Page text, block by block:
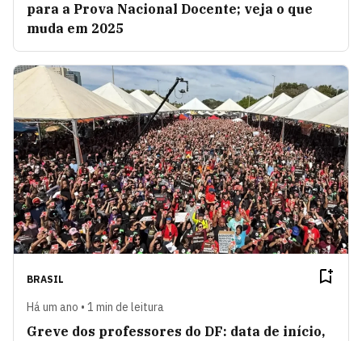
para a Prova Nacional Docente; veja o que
muda em 2025
BRASIL
Há um ano • 1 min de leitura
Greve dos professores do DF: data de início,